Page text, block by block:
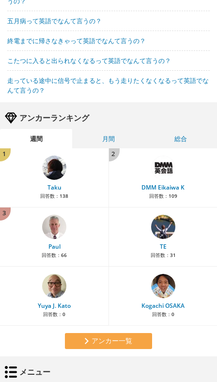
五月病って英語でなんて言うの？
終電までに帰さなきゃって英語でなんて言うの？
こたつに入ると出られなくなるって英語でなんて言うの？
走っている途中に信号で止まると、もう走りたくなくなるって英語でな
んて言うの？
アンカーランキング
週間 月間
総合
1
Taku
回答数： 138
2
DMM Eikaiwa K
回答数： 109
3
Paul
回答数： 66
TE
回答数： 31
Yuya J. Kato
回答数： 0
Kogachi OSAKA
回答数： 0
アンカー一覧
メニュー